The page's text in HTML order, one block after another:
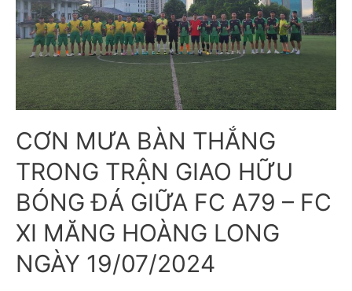
CƠN MƯA BÀN THẮNG
TRONG TRẬN GIAO HỮU
BÓNG ĐÁ GIỮA FC A79 – FC
XI MĂNG HOÀNG LONG
NGÀY 19/07/2024